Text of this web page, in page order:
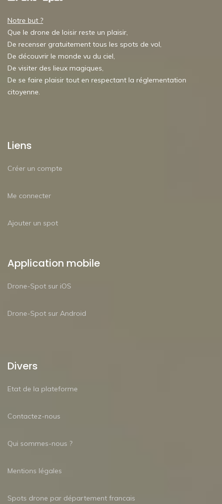
Notre but ?
Que le drone de loisir reste un plaisir,
De recenser gratuitement tous les spots de vol,
De découvrir le monde vu du ciel,
De visiter des lieux magiques,
De se faire plaisir tout en respectant la réglementation
citoyenne.
Liens
Créer un compte
Me connecter
Ajouter un spot
Application mobile
Drone-Spot sur iOS
Drone-Spot sur Android
Divers
Etat de la plateforme
Contactez-nous
Qui sommes-nous ?
Mentions légales
Spots drone par département francais